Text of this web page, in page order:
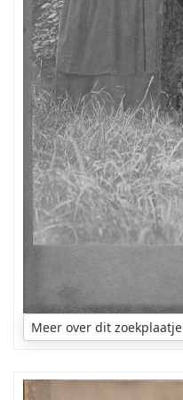
Meer over dit zoekplaatje